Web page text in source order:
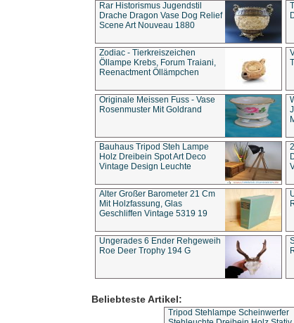
Rar Historismus Jugendstil
Drache Dragon Vase Dog Relief
Scene Art Nouveau 1880
Zodiac - Tierkreiszeichen
Öllampe Krebs, Forum Traiani,
Reenactment Öllämpchen
Originale Meissen Fuss - Vase
Rosenmuster Mit Goldrand
Bauhaus Tripod Steh Lampe
Holz Dreibein Spot Art Deco
Vintage Design Leuchte
Alter Großer Barometer 21 Cm
Mit Holzfassung, Glas
Geschliffen Vintage 5319 19
Ungerades 6 Ender Rehgeweih
Roe Deer Trophy 194 G
Beliebteste Artikel:
Tripod Stehlampe Scheinwerfer